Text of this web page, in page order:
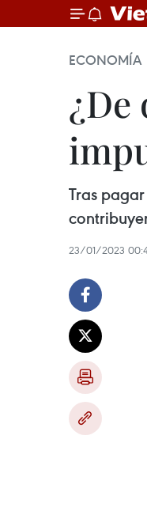
ECONOMÍA
¿De
Tras
23/01/2023